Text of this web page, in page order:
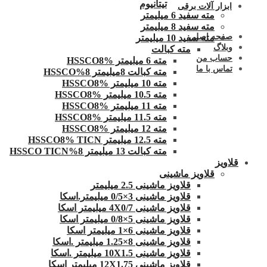
ابزار آلات برقی
صفحه اصلی
وبلاگ
حساب من
تماس با ما
تیتانیوم
مته سفید 6 میلیمتر
مته سفید 8 میلیمتر
مته سفید 10 میلیمتر
مته کبالت
مته 6 میلیمتر HSSCO8%
مته کبالت 8میلیمتر 8%HSSCO
مته 10 میلیمتر HSSCO8%
مته 10.5 میلیمتر HSSCO8%
مته 11 میلیمتر HSSCO8%
مته 11.5 میلیمتر HSSCO8%
مته 12 میلیمتر HSSCO8%
مته 12.5 میلیمتر HSSCO8% TICN
مته کبالت 13 میلیمتر 8%HSSCO TICN
قلاویز
قلاویز ماشینی
قلاویز ماشینی 2.5 میلیمتر
قلاویز ماشینی 3×0/5 میلیمتر.اسکا
قلاویز ماشینی 4X0/7 میلیمتر اسکا
قلاویز ماشینی 5×0/8 میلیمتر اسکا
قلاویز ماشینی 6×1 میلیمتر اسکا
قلاویز ماشینی 8×1.25 میلیمتر .اسکا
قلاویز ماشینی 10X1.5 میلیمتر .اسکا
قلاویز ماشینی 12X1.75 میلیمتر اسکا